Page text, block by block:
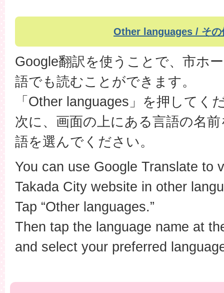
Other languages / そ
Google翻訳を使うことで、市ホ
語でも読むことができます。
「Other languages」を押してく
次に、画面の上にある言語の名
語を選んでください。
You can use Google Translate to
Takada City website in other
Tap “Other languages.”
Then tap the language name at
and select your preferred